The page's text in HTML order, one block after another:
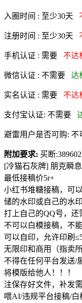
入圈时间 : 至少30天
注册时间 : 至少30天
手机认证 : 需要 不达
微信认证 : 不需要 达
实名认证 : 需要 不达
支付宝认证: 不需要
避雷用户是否可购: 不
附加要求: 买断
[冷猫石灰牌] 朋克瞬息
最低接稿价5r+
小红书堆糖接稿，可
储的水印或自己的水
打上自己的QQ号，还
不可以白模接稿，不
可以自印，允许印刷
无限印和商用（指卖
不得在任何平台发送/
将模版给他人！！！
注保存好文件，补发
喂AI/违规平台接稿/